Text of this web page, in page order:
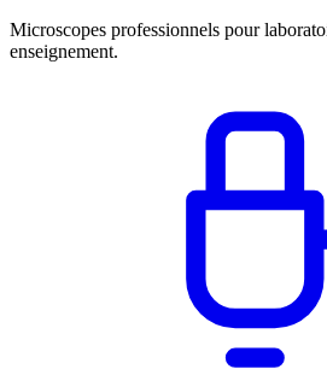
Microscopes professionnels pour
enseignement.